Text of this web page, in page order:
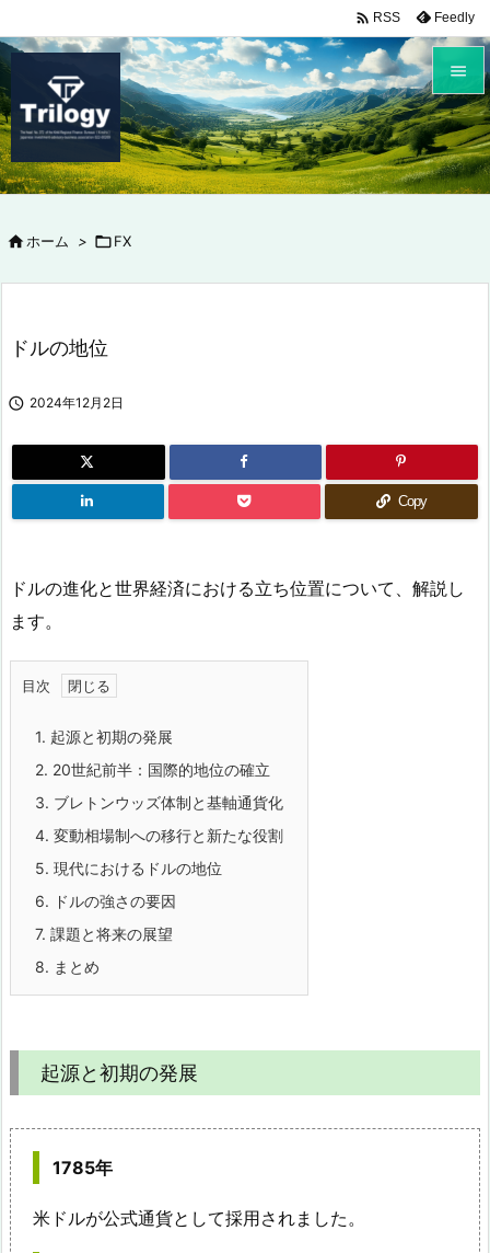


メニュ

サイド

 RSS Feedly
ホーム > FX
ドルの地位
 2024年12月2日
Copy
ドルの進化と世界経済における立ち位置について、解説し
ます。
目次
1. 起源と初期の発展
2. 20世紀前半：国際的地位の確立
3. ブレトンウッズ体制と基軸通貨化
4. 変動相場制への移行と新たな役割
5. 現代におけるドルの地位
6. ドルの強さの要因
7. 課題と将来の展望
8. まとめ
起源と初期の発展
1785年
米ドルが公式通貨として採用されました。